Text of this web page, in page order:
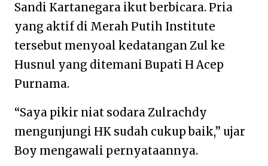
Sandi Kartanegara ikut berbicara. Pria
yang aktif di Merah Putih Institute
tersebut menyoal kedatangan Zul ke
Husnul yang ditemani Bupati H Acep
Purnama.
“Saya pikir niat sodara Zulrachdy
mengunjungi HK sudah cukup baik,” ujar
Boy mengawali pernyataannya.